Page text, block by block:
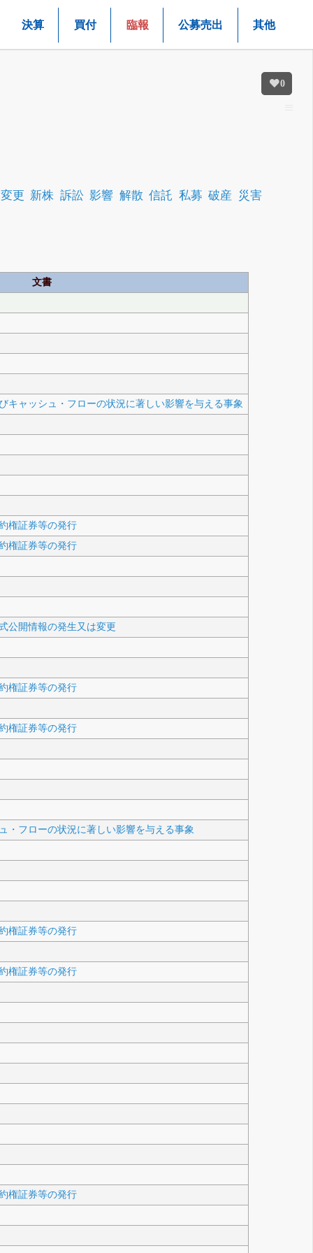
決算 買付 臨報 公募売出 其他
0
変更 新株 訴訟 影響 解散 信託 私募 破産 災害
文書
キャッシュ・フローの状況に著しい影響を与える事象
権証券等の発行
権証券等の発行
公開情報の発生又は変更
権証券等の発行
権証券等の発行
・フローの状況に著しい影響を与える事象
権証券等の発行
権証券等の発行
権証券等の発行